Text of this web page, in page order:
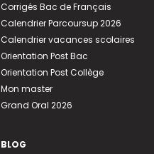
Corrigés Bac de Français
Calendrier Parcoursup 2026
Calendrier vacances scolaires
Orientation Post Bac
Orientation Post Collège
Mon master
Grand Oral 2026
BLOG